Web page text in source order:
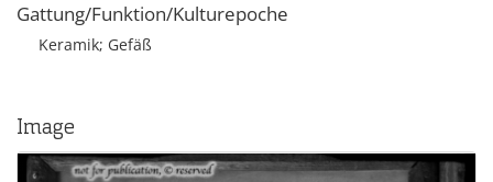
Gattung/Funktion/Kulturepoche
Keramik; Gefäß
Image